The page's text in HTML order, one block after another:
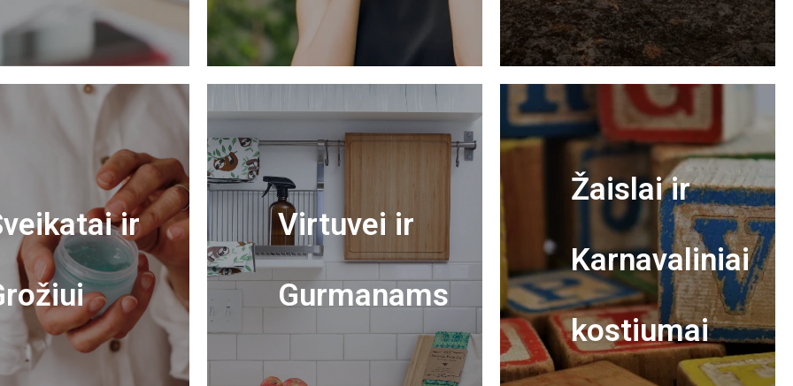
ir
Virtuvei ir
Gurmanams
Žaislai ir
Karnavaliniai
kostiumai